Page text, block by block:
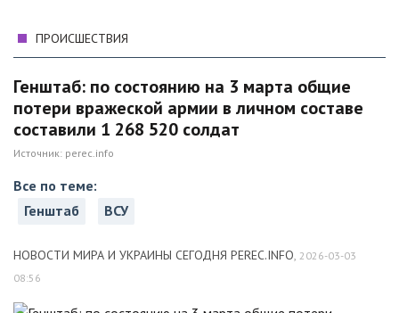
ПРОИСШЕСТВИЯ
Генштаб: по состоянию на 3 марта общие
потери вражеской армии в личном составе
составили 1 268 520 солдат
Источник: perec.info
Все по теме:
Генштаб
ВСУ
НОВОСТИ МИРА И УКРАИНЫ СЕГОДНЯ PEREC.INFO, 2026-03-03
08:56